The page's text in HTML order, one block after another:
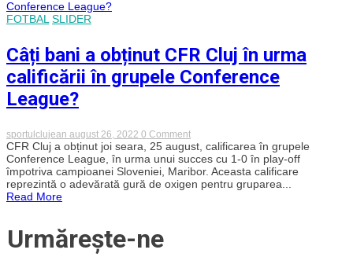
grupele
Conference
League,
dar
cu
Dan
Petrescu
FOTBAL SLIDER
Câți bani a obținut CFR Cluj în urma
calificării în grupele Conference
League?
sportulclujean august 26, 2022 0 Commenton
Câți
bani
a
obținut
CFR
CFR Cluj a obținut joi seara, 25 august, calificarea în grupele
Conference League, în urma unui succes cu 1-0 în play-off
împotriva campioanei Sloveniei, Maribor. Aceasta calificare
reprezintă o adevărată gură de oxigen pentru gruparea...
Read More
Urmărește-ne